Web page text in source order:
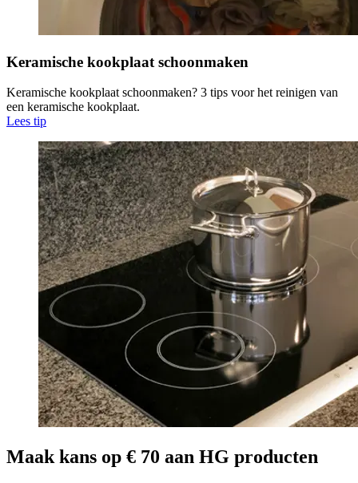
Keramische kookplaat schoonmaken
Keramische kookplaat schoonmaken? 3 tips voor het reinigen van
een keramische kookplaat.
Lees tip
Maak kans op € 70 aan HG producten